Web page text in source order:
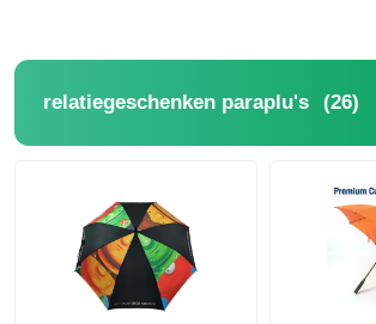
relatiegeschenken paraplu's (26)